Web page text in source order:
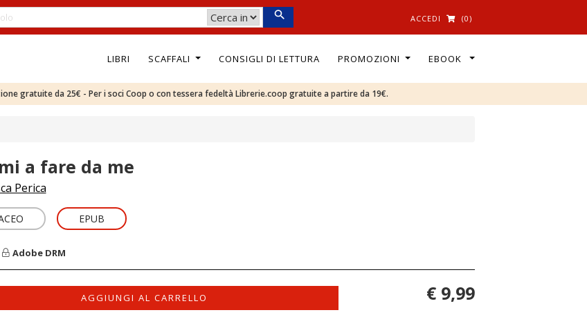
ACCEDI (0)
LIBRI SCAFFALI CONSIGLI DI LETTURA PROMOZIONI EBOOK
gratuite da 25€ - Per i soci Coop o con tessera fedeltà Librerie.coop gratuite a partire da 19€.
a fare da me
Perica
EPUB
Adobe DRM
AGGIUNGI AL CARRELLO € 9,99